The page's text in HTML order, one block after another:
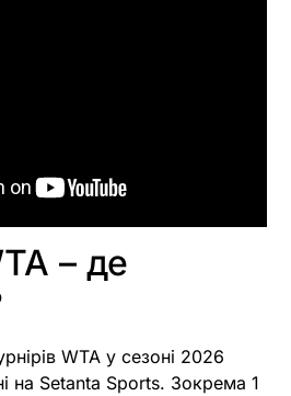
– де
WTA у сезоні 2026
на Setanta Sports. Зокрема 1